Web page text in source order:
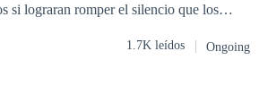
si lograran romper el silencio que los
perdidas en el viento y el tiempo, o si algún
1.7K leídos Ongoing